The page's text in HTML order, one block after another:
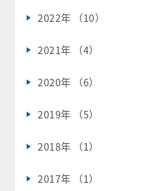
2022年 （10）
2021年 （4）
2020年 （6）
2019年 （5）
2018年 （1）
2017年 （1）